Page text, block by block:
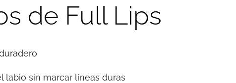
de Full Lips
labio sin marcar líneas duras